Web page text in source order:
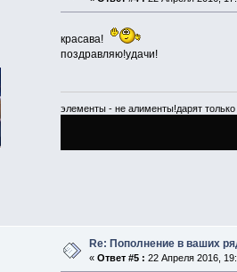
красава!
поздравляю!удачи!
элементы - не алименты!дарят только
Re: Пополнение в ваших
«Ответ #5 : 22 Апреля 2016,